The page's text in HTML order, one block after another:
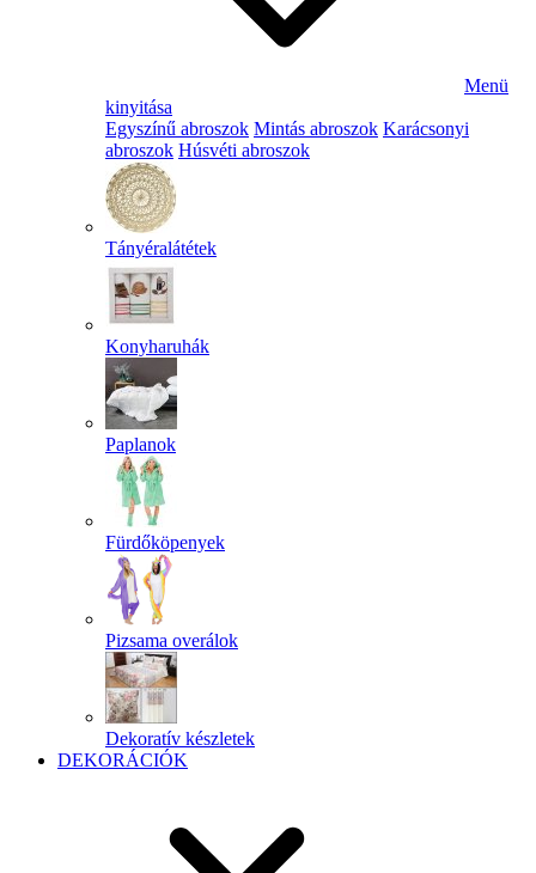
Menü
kinyitása
Egyszínű abroszok Mintás abroszok Karácsonyi
abroszok Húsvéti abroszok
Tányéralátétek
Konyharuhák
Paplanok
Fürdőköpenyek
Pizsama overálok
Dekoratív készletek
DEKORÁCIÓK